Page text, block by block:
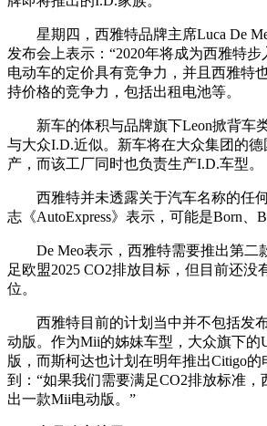
星期四，西雅特品牌主席Luca De
发布会上表示：“2020年将成为西雅特
电动车的定价具有竞争力，并且西雅特
持价格的竞争力，包括出租电池等。
新车的体积与品牌旗下Leon掀背车
与大众I.D.近似。新车将在大众集团的德
产，而该工厂同时也负责生产I.D.车型。
西雅特并未透露关于汽车名称的任
志《AutoExpress》表示，可能是Born、
De Meo表示，西雅特需要推出第二
足欧盟2025 CO2排放目标，但目前还没
位。
西雅特目前的计划当中并不包括发
动版。作为Mii的姊妹车型，大众旗下的
版，而斯柯达也计划在明年推出Citigo的
到：“如果我们需要满足CO2排放标准，
出一款Mii电动版。”